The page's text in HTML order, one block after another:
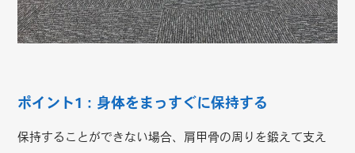
ポイント1：身体をまっすぐに保持する
保持することができない場合、肩甲骨の周りを鍛えて支え